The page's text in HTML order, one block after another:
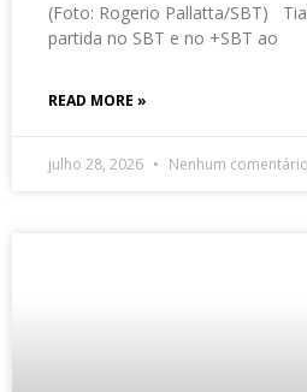
(Foto: Rogerio Pallatta/SBT)
partida no SBT e no +SBT ao
READ MORE »
julho 28, 2026 Nenhum comentário